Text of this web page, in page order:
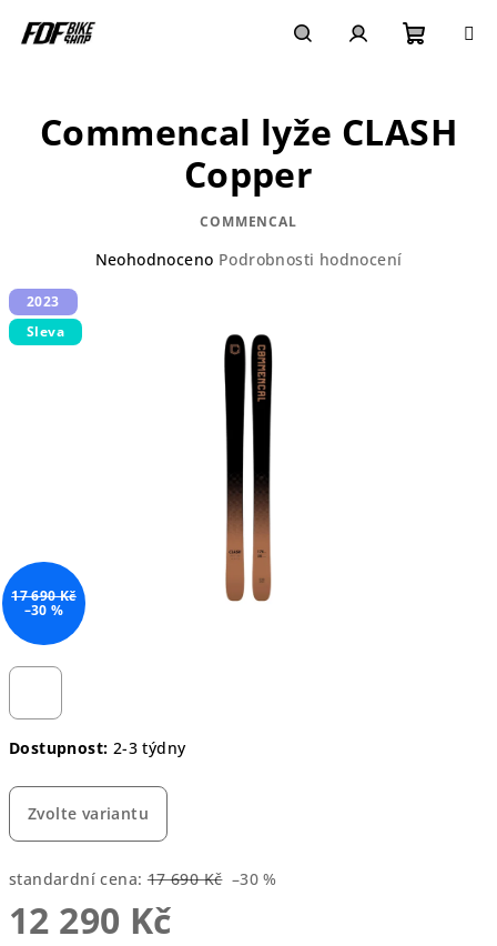
košík
Dostupnost: 2-3 týdny
Zvolte variantu
standardní cena: 17 690 Kč –30 %
12 290 Kč
Commencal lyže CLASH
Copper
COMMENCAL
Průměrné
Neohodnoceno Podrobnosti hodnocení
2023
Sleva
17 690 Kč
–30 %